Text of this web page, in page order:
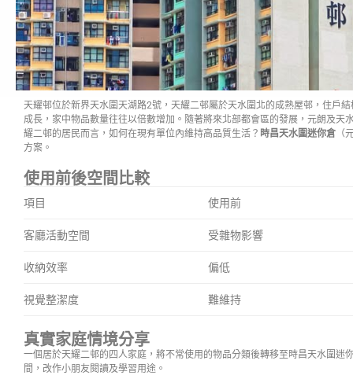
天耀邨位於新界天水圍天湖路2號，天耀二邨屬於天水圍北的成熟屋邨，住戶
成長，家中物品數量往往以倍數增加。隨著將來北部都會區的發展，元朗及天
耀二邨的居民而言，如何在現有單位內維持高品質生活？ 時昌天水圍迷你倉 （
方案。
使用前後空間比較
項目 使用前
客廳活動空間 受雜物影響
收納效率 偏低
視覺整潔度 難維持
真實家庭情境分享
一個居於天耀二邨的四人家庭，將不常使用的物品分類後轉移至時昌天水圍迷
間，改作小朋友閱讀及學習用途。